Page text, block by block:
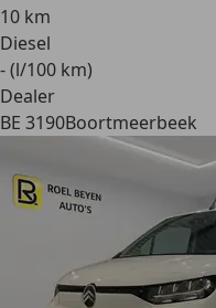
10 km
Diesel
- (l/100 km)
Dealer
BE 3190Boortmeerbeek